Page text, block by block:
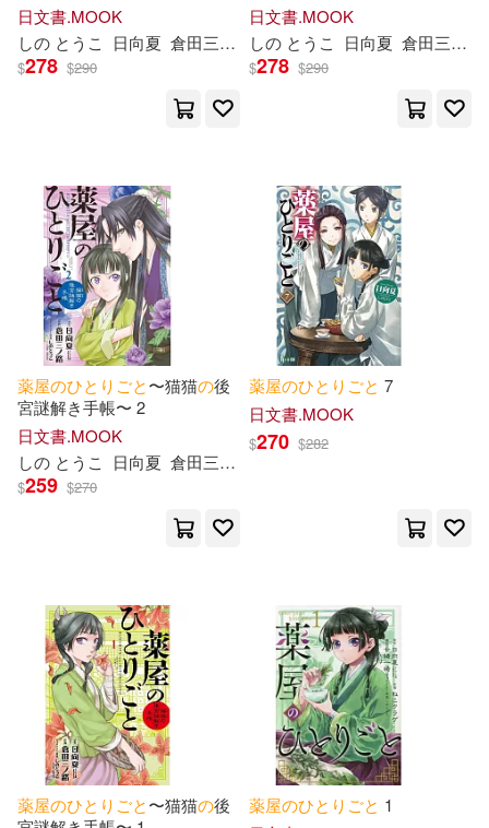
日文書.MOOK
しの と うこ 日向夏 倉田三ノ路
$278 $290
日文書.MOOK
しの と うこ 日向夏 倉田三ノ路
$278 $290
薬屋のひと り ごと〜猫猫の後
宮謎解き手帳〜 2
日文書.MOOK
しの と うこ 日向夏 倉田三ノ路
$259 $270
薬屋のひと り ごと 7
日文書.MOOK
$270 $282
薬屋のひと り ごと〜猫猫の後
薬屋のひと り ごと 1